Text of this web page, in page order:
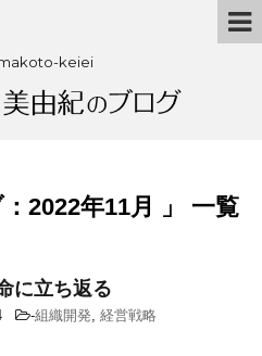
keiei
2022年11月 」 一覧
に立ち返る
-組織開発, 経営戦略